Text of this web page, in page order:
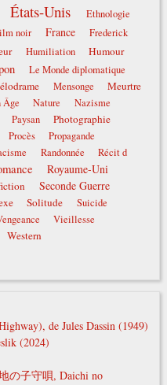
États-Unis Ethnologie
noir France
Frederick
Humiliation Humour
Le Monde diplomatique
Mensonge
Meurtre
Âge Nature
Nazisme
Paysan
Photographie
Procès
Propagande
Randonnée
Récit d
Royaume-Uni
Seconde Guerre
Solitude
Suicide
Vieillesse
Western
de Jules Dassin (1949)
(2024)
の子守唄, Daichi no